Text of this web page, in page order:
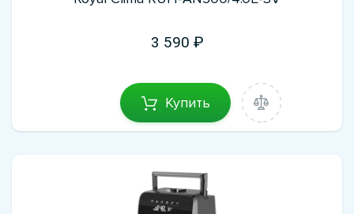
3 590
Купить